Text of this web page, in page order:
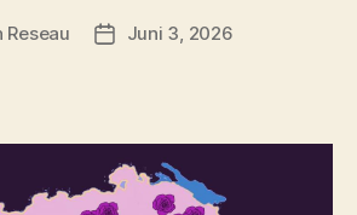
Reseau Veröffentlichungsdatum
Juni 3, 2026